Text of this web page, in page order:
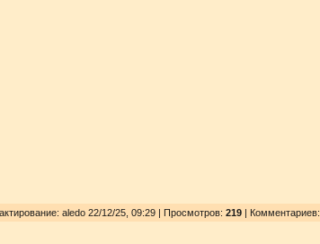
aledo 22/12/25, 09:29 | Просмотров: 219| Комментариев: